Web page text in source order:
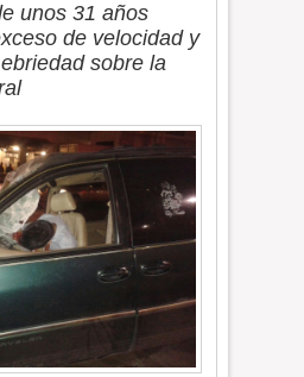
unos 31 años
de velocidad y
sobre la